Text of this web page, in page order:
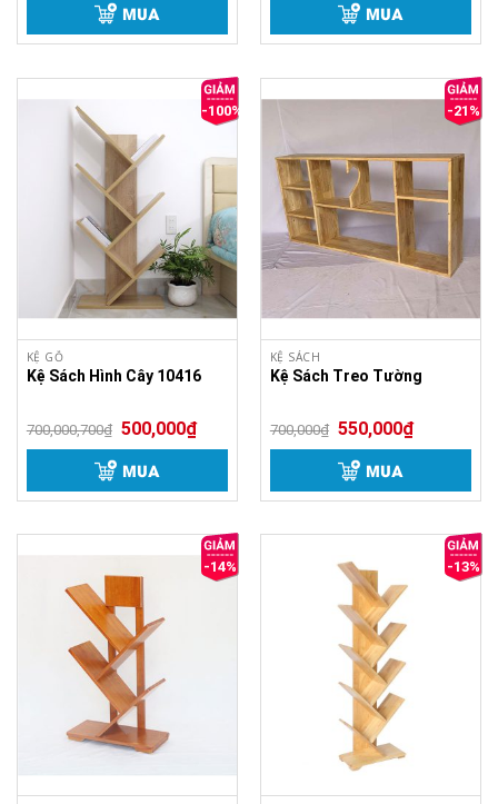
MUA MUA
-100%
KỆ GỖ
Kệ Sách Hình Cây 10416
700,000,700₫ 500,000₫
MUA
-21%
KỆ SÁCH
Kệ Sách Treo Tường
700,000₫ 550,000₫
MUA
-14% -13%